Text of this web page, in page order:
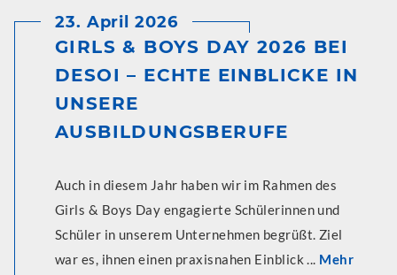
23. April 2026
GIRLS & BOYS DAY 2026 BEI
DESOI – ECHTE EINBLICKE IN
UNSERE
AUSBILDUNGSBERUFE
Auch in diesem Jahr haben wir im Rahmen des
Girls & Boys Day engagierte Schülerinnen und
Schüler in unserem Unternehmen begrüßt. Ziel
war es, ihnen einen praxisnahen Einblick ... Mehr